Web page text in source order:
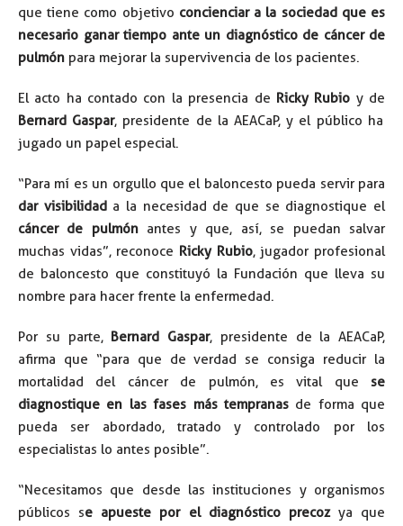
que tiene como objetivo concienciar a la sociedad que es
necesario ganar tiempo ante un diagnóstico de cáncer de
pulmón para mejorar la supervivencia de los pacientes.
El acto ha contado con la presencia de Ricky Rubio y de
Bernard Gaspar, presidente de la AEACaP, y el público ha
jugado un papel especial.
“Para mí es un orgullo que el baloncesto pueda servir para
dar visibilidada la necesidad de que se diagnostique el
cáncer de pulmónantes y que, así, se puedan salvar
muchas vidas”, reconoce Ricky Rubio, jugador profesional
de baloncesto que constituyó la Fundación que lleva su
nombre para hacer frente la enfermedad.
Por su parte, Bernard Gaspar, presidente de la AEACaP,
afirma que “para que de verdad se consiga reducir la
mortalidad del cáncer de pulmón, es vital que se
diagnostique en las fases más tempranasde forma que
pueda ser abordado, tratado y controlado por los
especialistas lo antes posible”.
“Necesitamos que desde las instituciones y organismos
públicos se apueste por el diagnóstico precozya que